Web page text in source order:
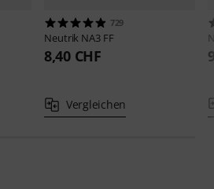
729
Neutrik NA3 FF
8,40 CHF
Vergleichen